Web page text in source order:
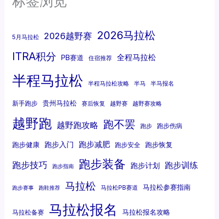
5月马拉松 2026越野赛 2026马拉松
ITRA积分 PB赛道 住宿推荐 全程马拉松
半程马拉松 半程马拉松攻略 半马 半马报名
新手跑步 贵州马拉松 赛后恢复 越野赛 越野赛攻略
越野跑 越野跑攻略 跑不罢 跑步 跑步伤病
跑步健康 跑步入门 跑步减肥 跑步安全 跑步恢复
跑步技巧 跑步指南 跑步装备 跑步计划 跑步训练
跑步赛事 跑鞋推荐 马拉松 马拉松PB赛道 马拉松参赛指南
马拉松备赛 马拉松报名 马拉松报名攻略